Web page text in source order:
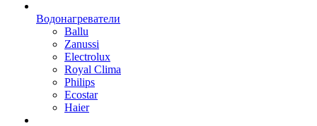
Водонагреватели
Ballu
Zanussi
Electrolux
Royal Clima
Philips
Ecostar
Haier